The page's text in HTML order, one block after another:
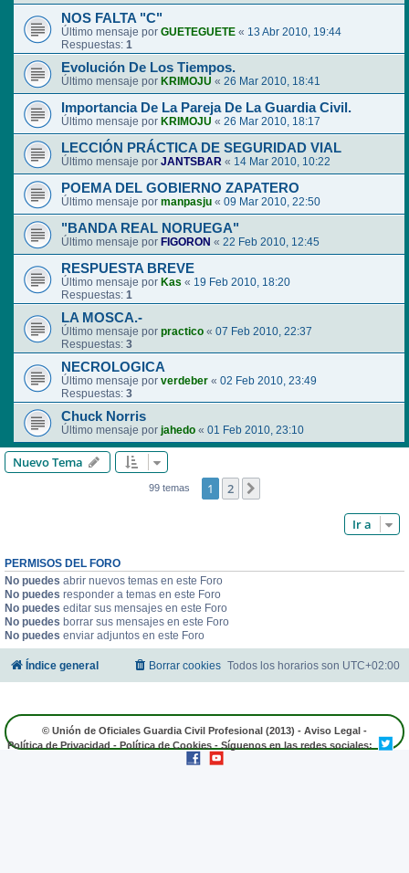
NOS FALTA "C"
Último mensaje por GUETEGUETE « 13 Abr 2010, 19:44
Respuestas: 1
Evolución De Los Tiempos.
Último mensaje por KRIMOJU « 26 Mar 2010, 18:41
Importancia De La Pareja De La Guardia Civil.
Último mensaje por KRIMOJU « 26 Mar 2010, 18:17
LECCIÓN PRÁCTICA DE SEGURIDAD VIAL
Último mensaje por JANTSBAR « 14 Mar 2010, 10:22
POEMA DEL GOBIERNO ZAPATERO
Último mensaje por manpasju « 09 Mar 2010, 22:50
"BANDA REAL NORUEGA"
Último mensaje por FIGORON « 22 Feb 2010, 12:45
RESPUESTA BREVE
Último mensaje por Kas « 19 Feb 2010, 18:20
Respuestas: 1
LA MOSCA.-
Último mensaje por practico « 07 Feb 2010, 22:37
Respuestas: 3
NECROLOGICA
Último mensaje por verdeber « 02 Feb 2010, 23:49
Respuestas: 3
Chuck Norris
Último mensaje por jahedo « 01 Feb 2010, 23:10
Nuevo Tema
99 temas 1 2
Ir a
PERMISOS DEL FORO
No puedes abrir nuevos temas en este Foro
No puedes responder a temas en este Foro
No puedes editar sus mensajes en este Foro
No puedes borrar sus mensajes en este Foro
No puedes enviar adjuntos en este Foro
Índice general Todos los horarios son UTC+02:00
Borrar cookies
© Unión de Oficiales Guardia Civil Profesional (2013) - Aviso Legal -
Política de Privacidad - Política de Cookies - Síguenos en las redes sociales: